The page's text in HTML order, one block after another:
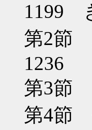
1199
第2節
1236
第3節
第4節